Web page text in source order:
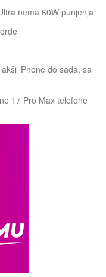
nema 60W punjenja
iPhone do sada, sa
17 Pro Max telefone